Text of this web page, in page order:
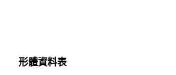
形體資料表